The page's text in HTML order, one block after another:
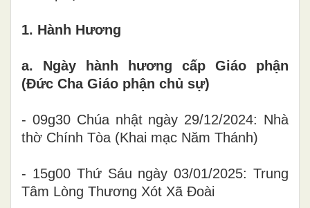
1. Hành Hương
a. Ngày hành hương cấp Giáo phận
(Đức Cha Giáo phận chủ sự)
- 09g30 Chúa nhật ngày 29/12/2024: Nhà
thờ Chính Tòa (Khai mạc Năm Thánh)
- 15g00 Thứ Sáu ngày 03/01/2025: Trung
Tâm Lòng Thương Xót Xã Đoài